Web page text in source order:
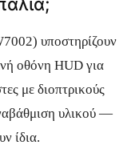
υποστηρίζουν
οθόνη HUD για
με διοπτρικούς
υλικού —
ίδια.